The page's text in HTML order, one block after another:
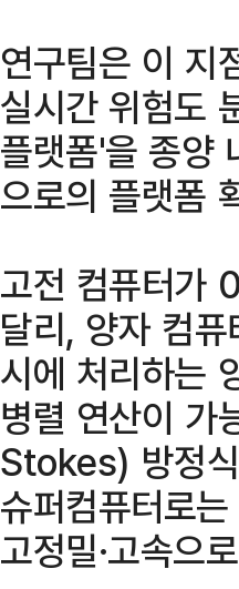
연구팀은 이 지
실시간 위험도
플랫폼'을 종양
으로의 플랫폼
고전 컴퓨터가
달리, 양자 컴
시에 처리하는
병렬 연산이
Stokes) 방정
슈퍼컴퓨터로
고정밀·고속으